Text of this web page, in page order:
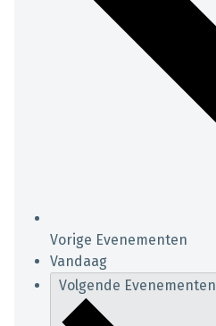
Vorige Evenementen
Vandaag
Volgende Evenementen